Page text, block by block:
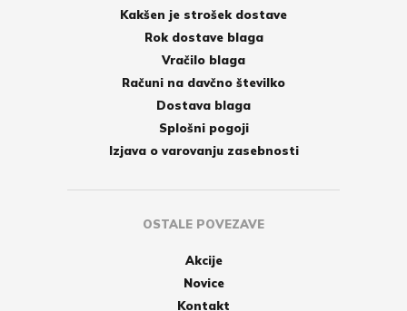
Kakšen je strošek dostave
Rok dostave blaga
Vračilo blaga
Računi na davčno številko
Dostava blaga
Splošni pogoji
Izjava o varovanju zasebnosti
OSTALE POVEZAVE
Akcije
Novice
Kontakt